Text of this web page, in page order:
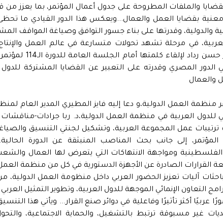
والملفات المطروحة على جدول أعمال المؤتمر، بما يعزز من
معنية بقضايا العمل والعمال...ويعكس هذا الدور القيادي ما
والدولية، وقدرتها على بناء جسور التوافق وصياغة المواقف
في مرحلة تشهد تحولات متسارعة في عالم العمل
اختارت المجموعة العربية
المصري وقدرته على التعبير عن القضايا المشتركة للدول
والعمال
منظمة العمل الدولية،و دعا إليه فايز المطيري المدير العام
للدول العربية في منظمة العمل الدولية،د. ربا جرادات-
عمل المجموعة العربية، وتشكيل لجنتي التنسيق
المؤتمر، إلى جانب بحث المناصب المنبثقة عن الدورة
ومواجهة الانتهاكات التي يتعرض لها العمال
القرارات الصادرة عن الأجهزة الدستورية في كل من منظمة
آليات تعزيز الحضور العربي داخل منظومة العمل الدولية،
التعاون الإنمائي الموجهة للدول العربية، وتطوير التمثيل
عربيًا أكثر تأثيرًا وفاعلية في دوائر صنع القرار... ويأتي هذا
غير مسبوقة ترتبط بالتشغيل، والحماية الاجتماعية،